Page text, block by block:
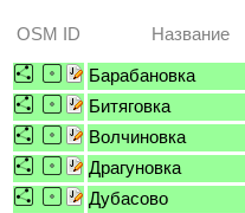
OSM ID Название
Барабановка
Битяговка
Волчиновка
Драгуновка
Дубасово